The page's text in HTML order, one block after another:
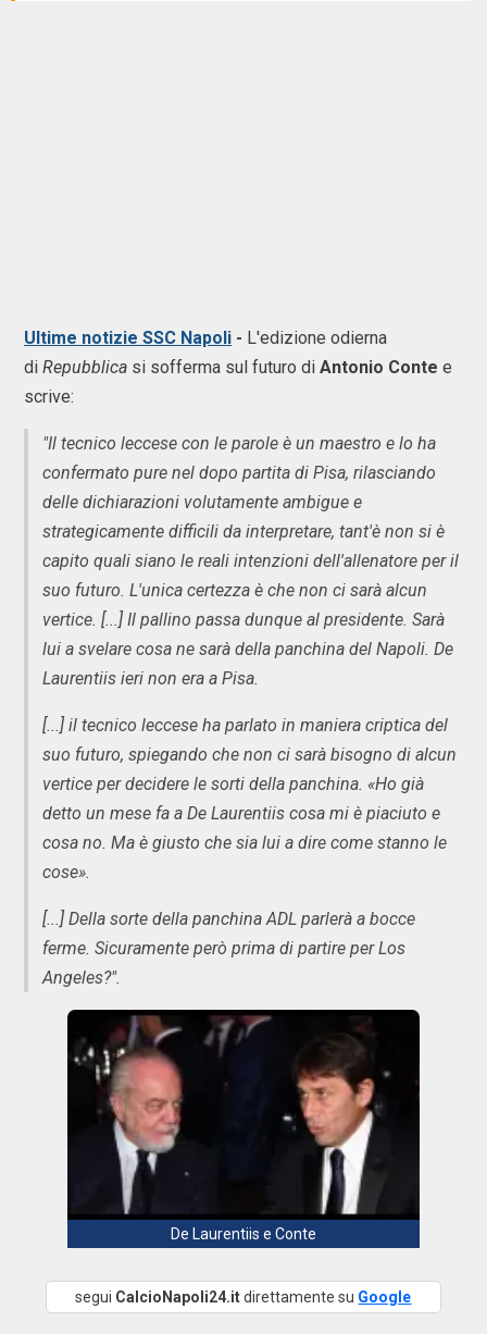
Ultime notizie SSC Napoli - L'edizione odierna
di Repubblica si sofferma sul futuro di Antonio Conte e
scrive:
"Il tecnico leccese con le parole è un maestro e lo ha
confermato pure nel dopo partita di Pisa, rilasciando
delle dichiarazioni volutamente ambigue e
strategicamente difficili da interpretare, tant'è non si è
capito quali siano le reali intenzioni dell'allenatore per il
suo futuro. L'unica certezza è che non ci sarà alcun
vertice. [...] Il pallino passa dunque al presidente. Sarà
lui a svelare cosa ne sarà della panchina del Napoli. De
Laurentiis ieri non era a Pisa.
[...] il tecnico leccese ha parlato in maniera criptica del
suo futuro, spiegando che non ci sarà bisogno di alcun
vertice per decidere le sorti della panchina. «Ho già
detto un mese fa a De Laurentiis cosa mi è piaciuto e
cosa no. Ma è giusto che sia lui a dire come stanno le
cose».
[...] Della sorte della panchina ADL parlerà a bocce
ferme. Sicuramente però prima di partire per Los
Angeles?".
De Laurentiis e Conte
segui CalcioNapoli24.itdirettamente su Google